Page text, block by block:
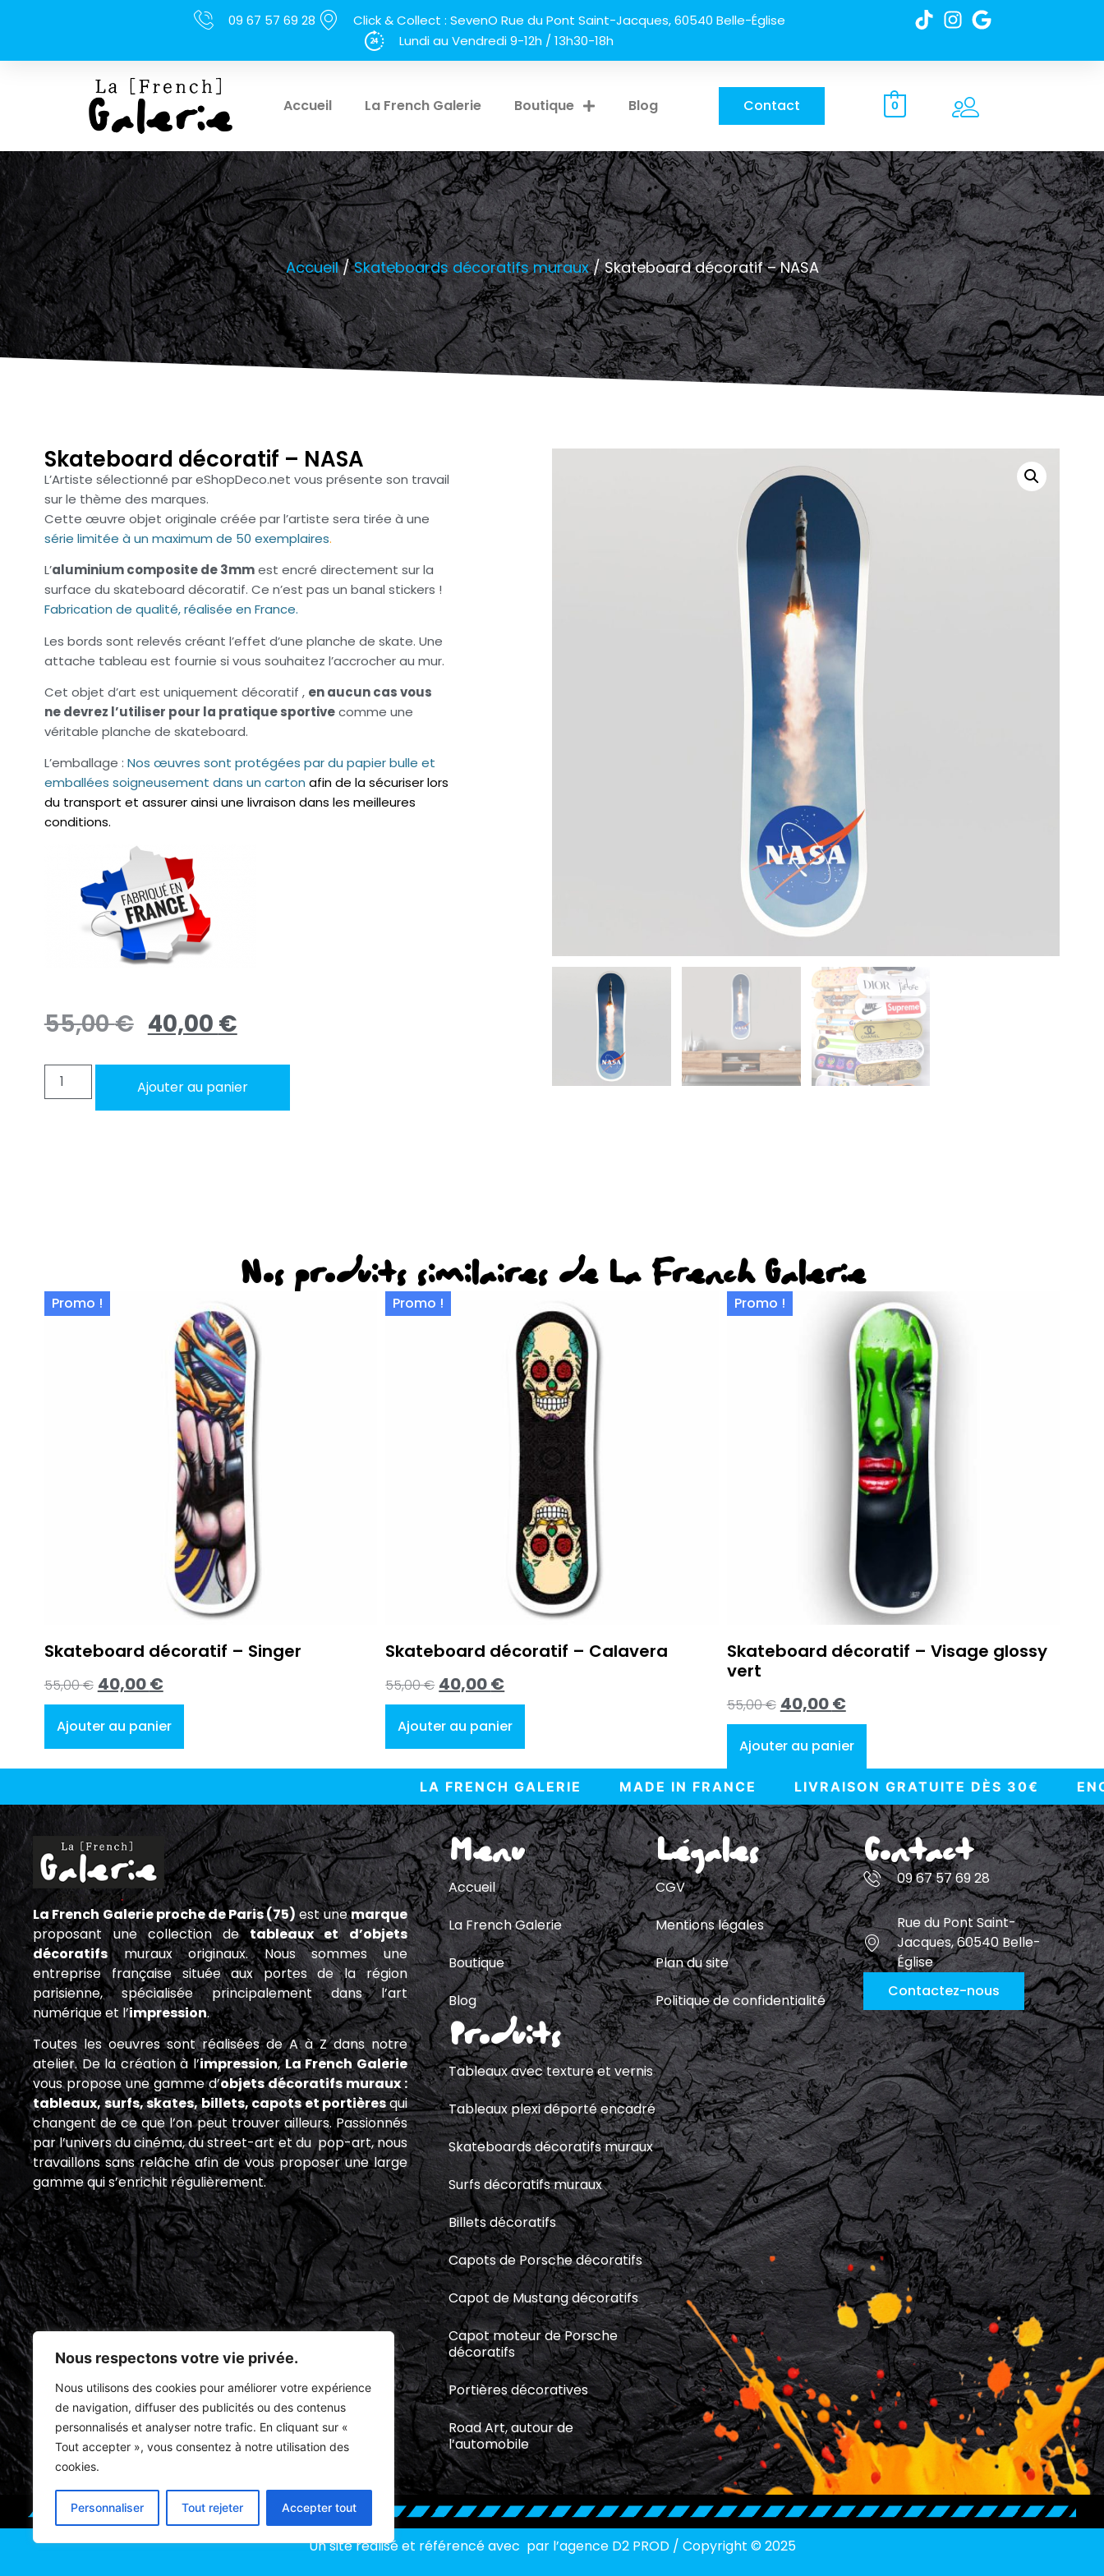
Nous respectons votre vie privée.
Nous utilisons des cookies pour améliorer votre expérience
de navigation, diffuser des publicités ou des contenus
personnalisés et analyser notre trafic. En cliquant sur «
Tout accepter », vous consentez à notre utilisation des
cookies.
Personnaliser Tout rejeter Accepter tout
09 67 57 69 28
Click & Collect : SevenO Rue du Pont Saint-Jacques, 60540 Belle-Église
Lundi au Vendredi 9-12h / 13h30-18h
Accueil La French Galerie Boutique Blog Contact 0
Accueil/Skateboards décoratifs muraux/ Skateboard décoratif – NASA
Skateboard décoratif – NASA
L’Artiste sélectionné par eShopDeco.net vous présente son travail
sur le thème des marques.
Cette œuvre objet originale créée par l’artiste sera tirée à une
série limitée à un maximum de 50 exemplaires.
L’aluminium composite de 3mmest encré directement sur la
surface du skateboard décoratif. Ce n’est pas un banal stickers !
Fabrication de qualité, réalisée en France.
Les bords sont relevés créant l’effet d’une planche de skate. Une
attache tableau est fournie si vous souhaitez l’accrocher au mur.
Cet objet d’art est uniquement décoratif , en aucun cas vous
ne devrez l’utiliser pour la pratique sportivecomme une
véritable planche de skateboard.
L’emballage : Nos œuvres sont protégées par du papier bulle et
emballées soigneusement dans un carton afin de la sécuriser lors
du transport et assurerainsi une livraison dans les meilleures
conditions.
55,00€ 40,00 €
Ajouter au panier
Nos produits similaires de La French Galerie
Promo !
Skateboard décoratif – Singer
55,00€ 40,00€
Ajouter au panier
Promo !
Skateboard décoratif – Calavera
55,00€ 40,00€
Ajouter au panier
Promo !
Skateboard décoratif – Visage glossy
vert
55,00€ 40,00€
Ajouter au panier
MADE IN FRANCE LIVRAISON GRATUITE DÈS 30€ ENCRE UV CERTIFIÉE
La French Galerie proche de Paris (75)est unemarque
proposant une collection detableaux et d’objets
décoratifs muraux originaux. Nous sommes une
entreprise française située aux portes de la région
parisienne, spécialisée principalement dans l’art
numérique et l’impression.
Toutes les oeuvres sont réalisées de A à Z dans notre
atelier. De la création à l’impression,La French Galerie
vous propose une gamme d’objets décoratifs muraux :
tableaux, surfs, skates, billets, capots et portièresqui
changent de ce que l’on peut trouver ailleurs. Passionnés
par l’univers du cinéma, du street-art et du pop-art, nous
travaillons sans relâche afin de vous proposer une large
gamme qui s’enrichit régulièrement.
Menu
Accueil
La French Galerie
Boutique
Blog
Produits
Tableaux avec texture et vernis
Tableaux plexi déporté encadré
Skateboards décoratifs muraux
Surfs décoratifs muraux
Billets décoratifs
Capots de Porsche décoratifs
Capot de Mustang décoratifs
Capot moteur de Porsche
décoratifs
Portières décoratives
Road Art, autour de
l’automobile
Légales
CGV
Mentions légales
Plan du site
Politique de confidentialité
Contact
09 67 57 69 28
Rue du Pont Saint-
Jacques, 60540 Belle-
Église
Contactez-nous
Un site réalisé et référencé avec par l’agence D2 PROD/ Copyright © 2025